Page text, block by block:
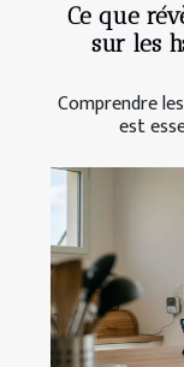
Ce que
sur les
Comprendre
est